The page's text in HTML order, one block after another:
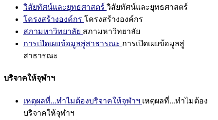
วิสัยทัศน์และยุทธศาสตร์ วิสัยทัศน์และยุทธศาสตร์
โครงสร้างองค์กร โครงสร้างองค์กร
สภามหาวิทยาลัย สภามหาวิทยาลัย
การเปิดเผยข้อมูลสู่สาธารณะ การเปิดเผยข้อมูลสู่
สาธารณะ
บริจาคให้จุฬาฯ
เหตุผลที่...ทำไมต้องบริจาคให้จุฬาฯ เหตุผลที่...ทำไมต้อง
บริจาคให้จุฬาฯ